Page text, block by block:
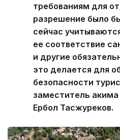
требованиям для
разрешение было
сейчас
ее соответствие
и другие
это делается для
безопасности
заместитель
Ербол Тасжуреков.